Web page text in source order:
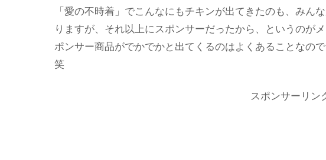
「愛の不時着」でこんなにもチキンが出てきたのも、みん
りますが、それ以上にスポンサーだったから、というの
ポンサー商品がでかでかと出てくるのはよくあることなの
笑
スポンサーリン